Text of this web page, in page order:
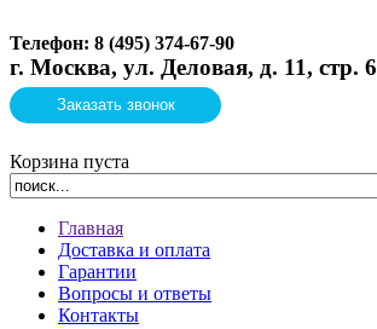
Телефон: 8 (495) 374-67-90
г. Москва, ул. Деловая, д. 11, стр. 6
Заказать звонок
Корзина пуста
Главная
Доставка и оплата
Гарантии
Вопросы и ответы
Контакты